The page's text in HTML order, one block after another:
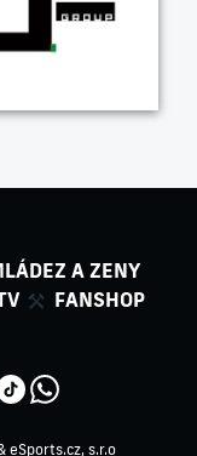
A ZENY
FANSHOP
eSports.cz, s.r.o